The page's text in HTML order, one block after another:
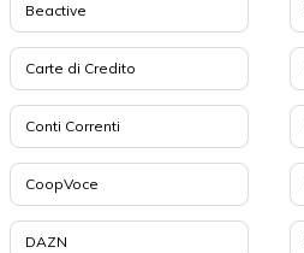
Beactive
Carte di Credito
Conti Correnti
CoopVoce
DAZN